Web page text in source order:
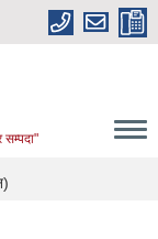
सम्पदा"